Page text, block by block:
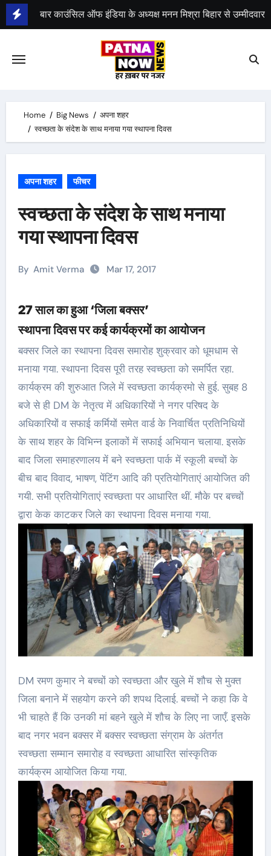
Skip
to
भीम सेना का भारत बंद, राजद का बंद को समर्थन
Home Big News
अपना शहर
स्वच्छता के संदेश के साथ मनाया गया स्थापना दिवस
अपना शहर फीचर
स्वच्छता के संदेश के साथ मनाया
गया स्थापना दिवस
By Amit Verma Mar 17, 2017
27 साल का हुआ ‘जिला बक्सर’
स्थापना दिवस पर कई कार्यक्रमों का आयोजन
बक्सर जिले का स्थापना दिवस समारोह शुक्रवार को धूमधाम से
मनाया गया. स्थापना दिवस पूरी तरह स्वच्छता को समर्पित रहा.
कार्यक्रम की शुरुआत जिले में स्वच्छता कार्यक्रमो से हुई. सुबह 8
बजे से ही DM के नेतृत्व में अधिकारियों ने नगर परिषद के
अधिकारियों व सफाई कर्मियों समेत वार्ड के निवार्चित प्रतिनिधियों
के साथ शहर के विभिन्न इलाकों में सफाई अभियान चलाया. इसके
बाद जिला समाहरणालय में बने स्वच्छता पार्क में स्कूली बच्चों के
बीच बाद विवाद, भाषण, पेंटिंग आदि की प्रतियोगिताएं आयोजित की
गयी. सभी प्रतियोगिताएं स्वच्छता पर आधारित थीं. मौके पर बच्चों
द्वारा केक काटकर जिले का स्थापना दिवस मनाया गया.
DM रमण कुमार ने बच्चों को स्वच्छता और खुले में शौच से मुक्त
जिला बनाने में सहयोग करने की शपथ दिलाई. बच्चों ने कहा कि वे
भी चाहते हैं कि उनकी मां बहने खुले में शौच के लिए ना जाएँ. इसके
बाद नगर भवन बक्सर में बक्सर स्वच्छता संग्राम के अंतर्गत
स्वच्छता सम्मान समारोह व स्वच्छता आधारित सांस्कृतिक
कार्यक्रम आयोजित किया गया.